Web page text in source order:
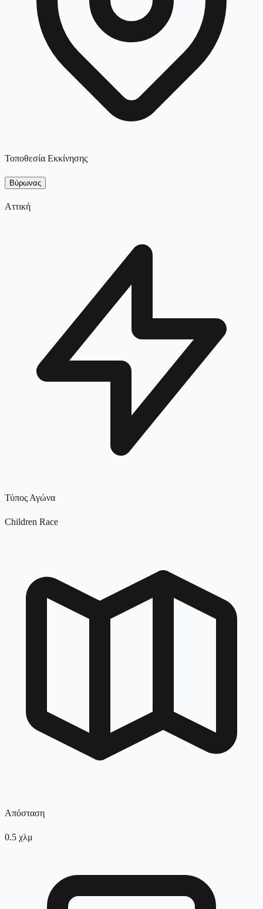
Τοποθεσία Εκκίνησης
Βύρωνας
Αττική
Τύπος Αγώνα
Children Race
Απόσταση
0.5 χλμ